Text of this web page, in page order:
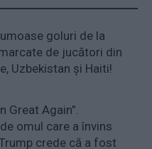
goluri de la
de jucători din
Uzbekistan și Haiti!
Great Again”.
omul care a învins
crede că a fost